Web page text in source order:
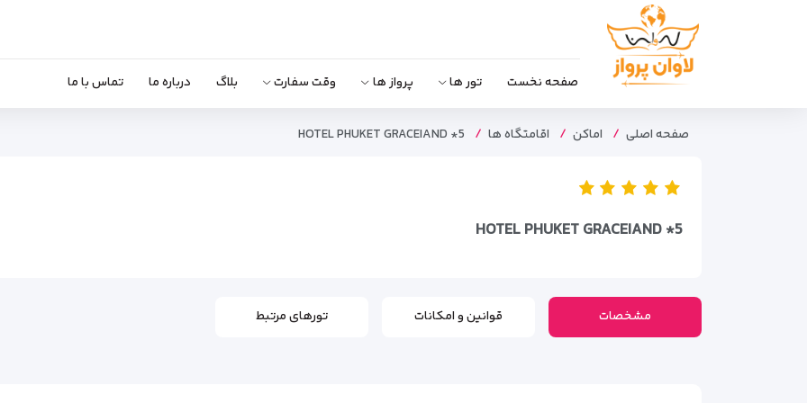
صفحه نخست تور ها پرواز ها وقت سفارت بلاگ درباره ما تماس با ما
صفحه اصلی اماکن اقامتگاه ها HOTEL PHUKET GRACEIAND *5
HOTEL PHUKET GRACEIAND *5
مشخصات قوانین و امکانات تورهای مرتبط